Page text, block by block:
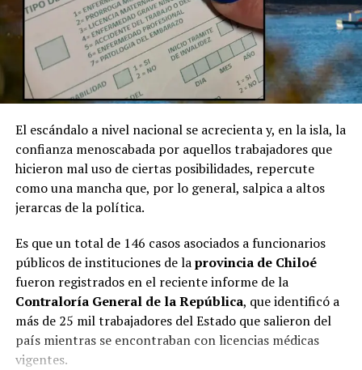
El escándalo a nivel nacional se acrecienta y, en la isla, la
confianza menoscabada por aquellos trabajadores que
hicieron mal uso de ciertas posibilidades, repercute
como una mancha que, por lo general, salpica a altos
jerarcas de la política.
Es que un total de 146 casos asociados a funcionarios
públicos de instituciones de laprovincia de Chiloé
fueron registrados en el reciente informe de la
Contraloría General de la República, que identificó a
más de 25 mil trabajadores del Estado que salieron del
país mientras se encontraban con licencias médicas
vigentes.